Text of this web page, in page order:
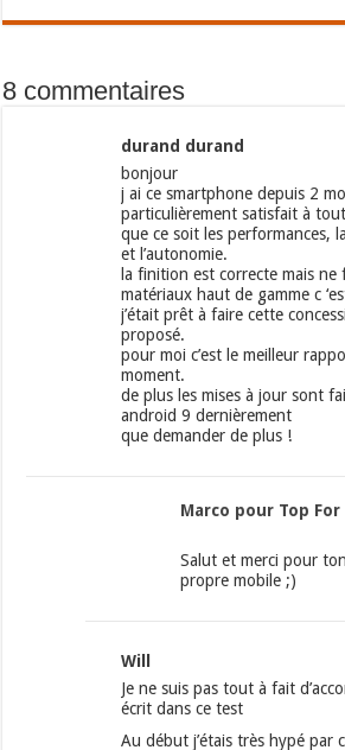
8 commentaires
durand durand
bonjour
j ai ce smartphone depuis 2
particulièrement satisfait à
que ce soit les performances,
et l’autonomie.
la finition est correcte mais ne
matériaux haut de gamme c
j’était prêt à faire cette
proposé.
pour moi c’est le meilleur
moment.
de plus les mises à jour sont
android 9 dernièrement
que demander de plus !
Marco pour Top For
Salut et merci pour
propre mobile ;)
Will
Je ne suis pas tout à fait
écrit dans ce test
Au début j’étais très hypé par